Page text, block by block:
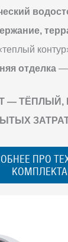
отделка —
—
ПРО